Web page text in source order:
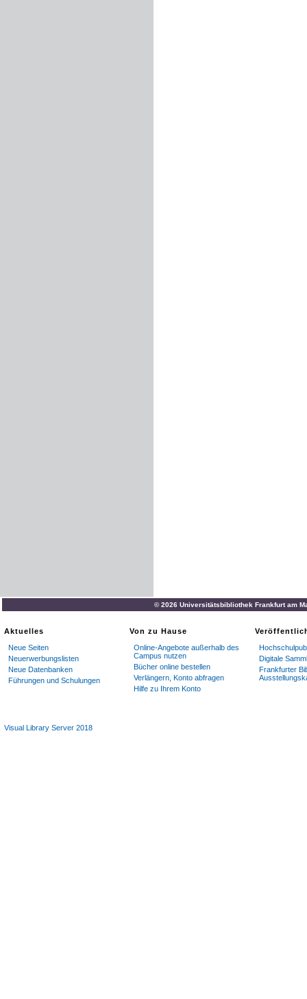
© 2026 Universitätsbibliothek Frankfurt am
Aktuelles
Neue Seiten
Neuerwerbungslisten
Neue Datenbanken
Führungen und Schulungen
Von zu Hause
Online-Angebote außerhalb des
Campus nutzen
Bücher online bestellen
Verlängern, Konto abfragen
Hilfe zu Ihrem Konto
Digitale
Frankfurter
Visual Library Server 2018